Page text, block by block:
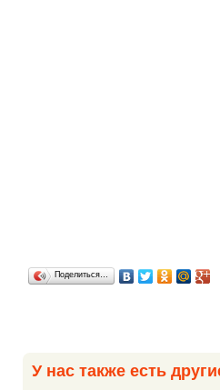
Поделиться…
У нас также есть